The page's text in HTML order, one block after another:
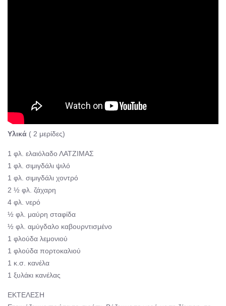
Υλικά ( 2 μερίδες)
1 φλ. ελαιόλαδο ΛΑΤΖΙΜΑΣ
1 φλ. σιμιγδάλι ψιλό
1 φλ. σιμιγδάλι χοντρό
2 ½ φλ. ζάχαρη
4 φλ. νερό
½ φλ. μαύρη σταφίδα
½ φλ. αμύγδαλο καβουρντισμένο
1 φλούδα λεμονιού
1 φλούδα πορτοκαλιού
1 κ.σ. κανέλα
1 ξυλάκι κανέλας
ΕΚΤΕΛΕΣΗ